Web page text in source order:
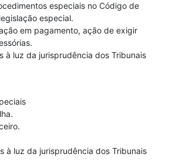
especiais no Código de
especial.
em pagamento, ação de exigir
à luz da jurisprudência dos Tribunais
à luz da jurisprudência dos Tribunais